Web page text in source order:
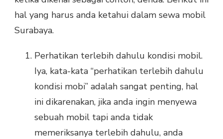
hal yang harus anda ketahui dalam sewa mobil
Surabaya.
Perhatikan terlebih dahulu kondisi mobil.
Iya, kata-kata “perhatikan terlebih dahulu
kondisi mobi” adalah sangat penting, hal
ini dikarenakan, jika anda ingin menyewa
sebuah mobil tapi anda tidak
memeriksanya terlebih dahulu, anda